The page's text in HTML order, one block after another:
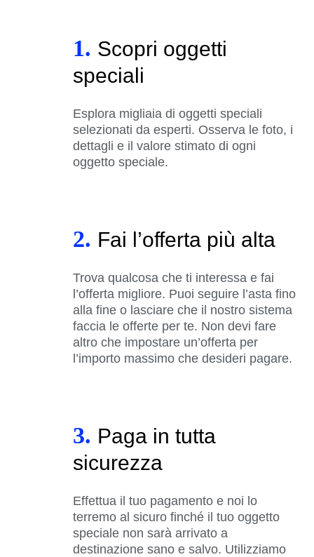
1. Scopri oggetti
speciali
Esplora migliaia di oggetti speciali
selezionati da esperti. Osserva le foto, i
dettagli e il valore stimato di ogni
oggetto speciale.
2. Fai l’offerta più alta
Trova qualcosa che ti interessa e fai
l’offerta migliore. Puoi seguire l’asta fino
alla fine o lasciare che il nostro sistema
faccia le offerte per te. Non devi fare
altro che impostare un’offerta per
l’importo massimo che desideri pagare.
3. Paga in tutta
sicurezza
Effettua il tuo pagamento e noi lo
terremo al sicuro finché il tuo oggetto
speciale non sarà arrivato a
destinazione sano e salvo. Utilizziamo